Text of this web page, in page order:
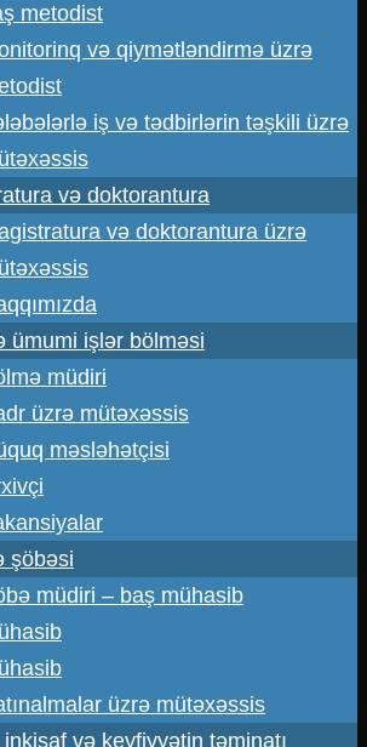
metodist
və qiymətləndirmə üzrə
iş və tədbirlərin təşkili üzrə
və doktorantura
və doktorantura üzrə
ümumi işlər bölməsi
müdiri
üzrə mütəxəssis
məsləhətçisi
şöbəsi
müdiri – baş mühasib
üzrə mütəxəssis
və keyfiyyətin təminatı